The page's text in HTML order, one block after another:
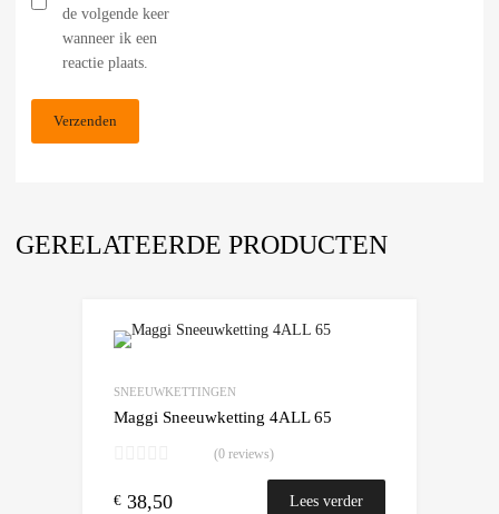
de volgende keer
wanneer ik een
reactie plaats.
GERELATEERDE PRODUCTEN
SNEEUWKETTINGEN
Maggi Sneeuwketting 4ALL 65
(0 reviews)
€ 38,50 Lees verder